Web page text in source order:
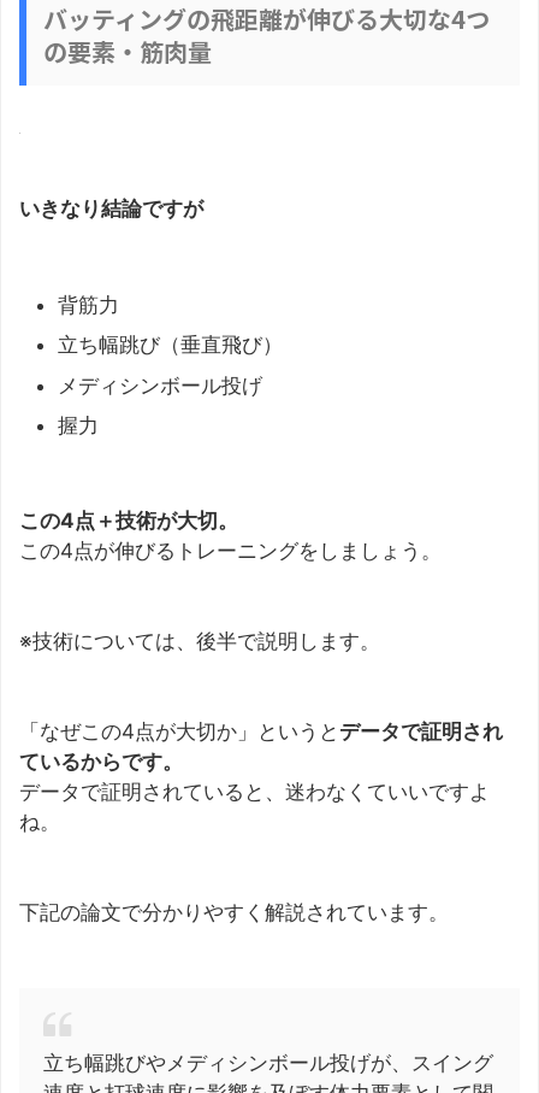
バッティングの飛距離が伸びる大切な4つ
の要素・筋肉量
いきなり結論ですが
背筋力
立ち幅跳び（垂直飛び）
メディシンボール投げ
握力
この4点＋技術が大切。
この4点が伸びるトレーニングをしましょう。
※技術については、後半で説明します。
「なぜこの4点が大切か」というと データで証明され
ているからです。
データで証明されていると、迷わなくていいですよ
ね。
下記の論文で分かりやすく解説されています。
立ち幅跳びやメディシンボール投げが、スイング